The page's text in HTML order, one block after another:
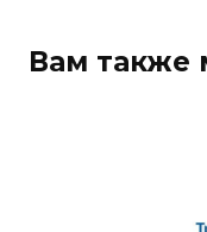
Вам также